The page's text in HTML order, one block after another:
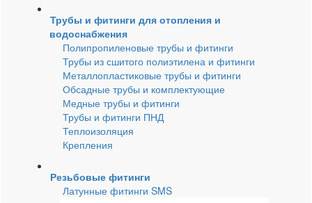
Трубы и фитинги для отопления и
водоснабжения
Полипропиленовые трубы и фитинги
Трубы из сшитого полиэтилена и фитинги
Металлопластиковые трубы и фитинги
Обсадные трубы и комплектующие
Медные трубы и фитинги
Трубы и фитинги ПНД
Теплоизоляция
Крепления
Резьбовые фитинги
Латунные фитинги SMS